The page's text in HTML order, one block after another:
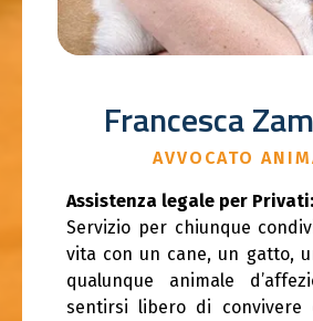
Francesca
AVVOCATO
Assistenza legale per Privati:
Servizio per chiunque
vita con un cane, un gatto,
qualunque animale
sentirsi libero di convivere